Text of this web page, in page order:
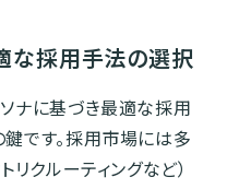
な採用手法の選択
ナに基づき最適な採用
です。採用市場には多
リクルーティングなど）